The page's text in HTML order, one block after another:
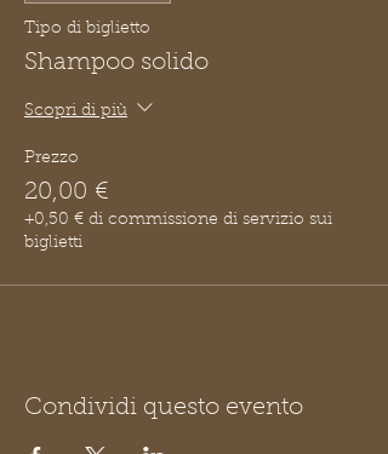
Tipo di biglietto
Shampoo solido
Scopri di più
Prezzo
20,00 €
+0,50 € di commissione di servizio sui
biglietti
Condividi questo evento